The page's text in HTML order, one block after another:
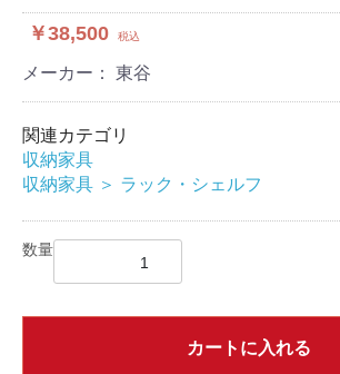
￥38,500 税込
メーカー： 東谷
関連カテゴリ
収納家具
収納家具 ＞ ラック・シェルフ
数量
カートに入れる